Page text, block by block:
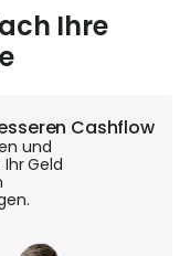
Ihre
Cashflow
und
Geld